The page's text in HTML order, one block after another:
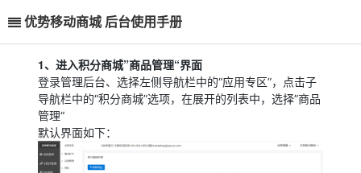
优势移动商城 后台使用手册
1、进入积分商城”商品管理“界面
登录管理后台、选择左侧导航栏中的“应用专区”，点击子
导航栏中的“积分商城”选项，在展开的列表中，选择”商品
管理“
默认界面如下：